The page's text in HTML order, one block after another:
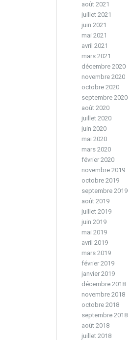
août 2021
juillet 2021
juin 2021
mai 2021
avril 2021
mars 2021
décembre 2020
novembre 2020
octobre 2020
septembre 2020
août 2020
juillet 2020
juin 2020
mai 2020
mars 2020
février 2020
novembre 2019
octobre 2019
septembre 2019
août 2019
juillet 2019
juin 2019
mai 2019
avril 2019
mars 2019
février 2019
janvier 2019
décembre 2018
novembre 2018
octobre 2018
septembre 2018
août 2018
juillet 2018